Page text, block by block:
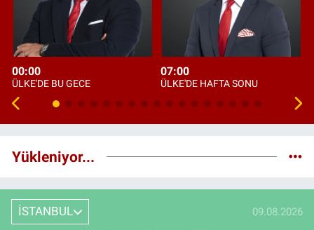
00:00
ÜLKE'DE BU GECE
07:00
ÜLKE'DE HAFTA SONU
Yükleniyor...
İSTANBUL 09.08.2026